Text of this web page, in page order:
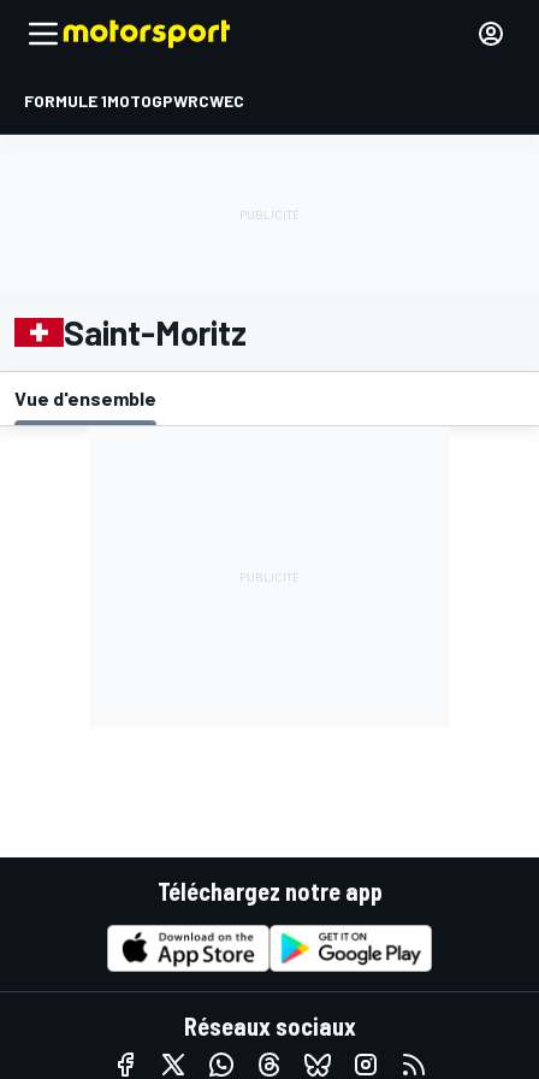
FORMULE 1MOTOGPWRCWEC
Saint-Moritz
Vue d'ensemble
Téléchargez notre app
Réseaux sociaux